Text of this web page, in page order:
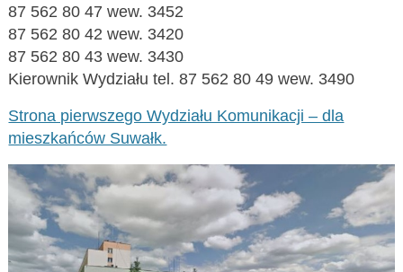
87 562 80 47 wew. 3452
87 562 80 42 wew. 3420
87 562 80 43 wew. 3430
Kierownik Wydziału tel. 87 562 80 49 wew. 3490
Strona pierwszego Wydziału Komunikacji – dla
mieszkańców Suwałk.